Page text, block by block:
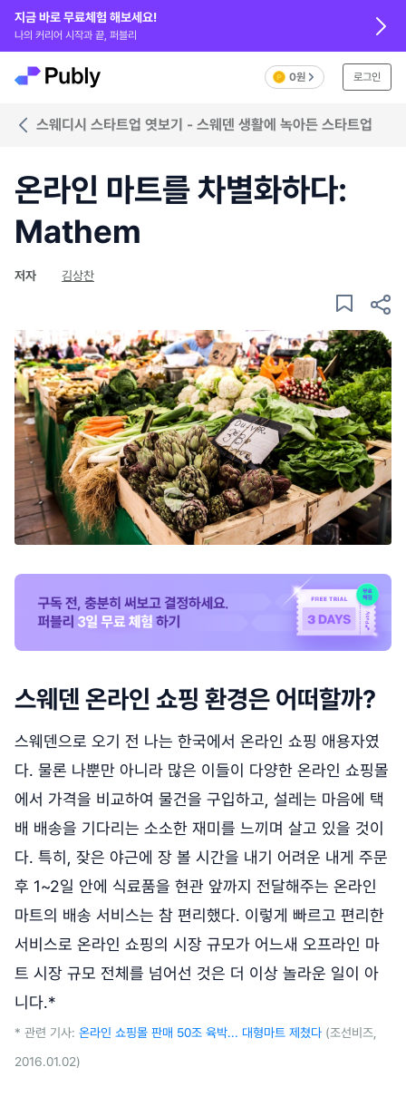
지금 바로 무료체험 해보세요!
나의 커리어 시작과 끝, 퍼블리
0원 로그인
스웨디시 스타트업 엿보기 - 스웨덴 생활에 녹아든 스타트업
온라인 마트를 차별화하다:
Mathem
저자 김상찬
스웨덴 온라인 쇼핑 환경은 어떠할까?
스웨덴으로 오기 전 나는 한국에서 온라인 쇼핑 애용자였
다. 물론 나뿐만 아니라 많은 이들이 다양한 온라인 쇼핑몰
에서 가격을 비교하여 물건을 구입하고, 설레는 마음에 택
배 배송을 기다리는 소소한 재미를 느끼며 살고 있을 것이
다. 특히, 잦은 야근에 장 볼 시간을 내기 어려운 내게 주문
후 1~2일 안에 식료품을 현관 앞까지 전달해주는 온라인
마트의 배송 서비스는 참 편리했다. 이렇게 빠르고 편리한
서비스로 온라인 쇼핑의 시장 규모가 어느새 오프라인 마
트 시장 규모 전체를 넘어선 것은 더 이상 놀라운 일이 아
니다.*
* 관련 기사: 온라인 쇼핑몰 판매 50조 육박... 대형마트 제쳤다 (조선비즈,
2016.01.02)